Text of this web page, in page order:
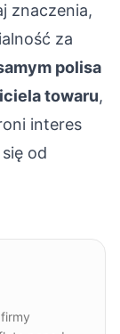
znaczenia,
za
polisa
towaru,
interes
od